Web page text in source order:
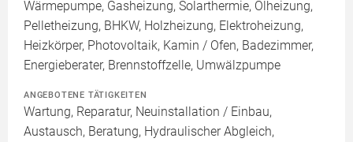
Wärmepumpe, Gasheizung, Solarthermie, Ölheizung,
Pelletheizung, BHKW, Holzheizung, Elektroheizung,
Heizkörper, Photovoltaik, Kamin / Ofen, Badezimmer,
Energieberater, Brennstoffzelle, Umwälzpumpe
ANGEBOTENE TÄTIGKEITEN
Wartung, Reparatur, Neuinstallation / Einbau,
Austausch, Beratung, Hydraulischer Abgleich,